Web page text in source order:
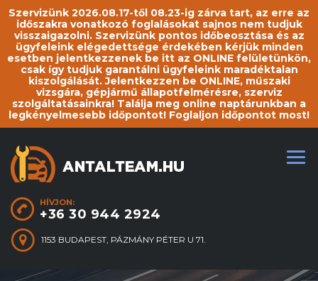
Szervizünk 2026.08.17-től 08.23-ig zárva tart, az erre az
időszakra vonatkozó foglalásokat sajnos nem tudjuk
visszaigazolni. Szervizünk pontos időbeosztása és az
ügyfeleink elégedettsége érdekében kérjük minden
esetben jelentkezzenek be itt az ONLINE felületünkön,
csak így tudjuk garantálni ügyfeleink maradéktalan
kiszolgálását. Jelentkezzen be ONLINE, műszaki
vizsgára, gépjármű állapotfelmérésre, szerviz
szolgáltatásainkra! Találja meg online naptárunkban a
legkényelmesebb időpontot! Foglaljon időpontot most!
HÍVJON:
+36 30 944 2924
1153 BUDAPEST, PÁZMÁNY PÉTER U 71.